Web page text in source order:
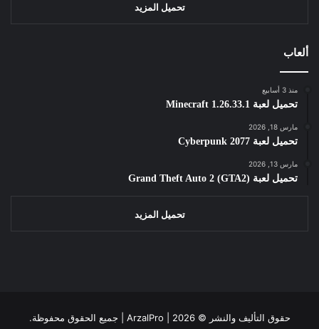
تحميل المزيد
ألعاب
منذ 3 أسابيع
تحميل لعبة Minecraft 1.26.33.1
مارس 18, 2026
تحميل لعبة Cyberpunk 2077
مارس 13, 2026
تحميل لعبة Grand Theft Auto 2 (GTA2)
تحميل المزيد
حقوق التأليف والنشر © ArzalPro | 2026 | جميع الحقوق محفوظة.